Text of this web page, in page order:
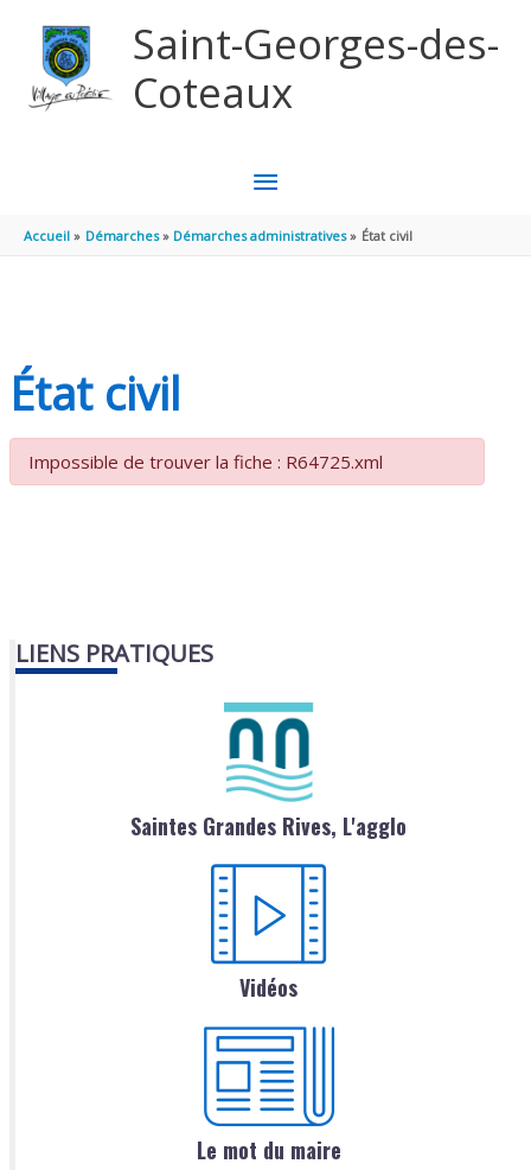
Saint-Georges-des-
Coteaux
MENU
PRINCIPAL
Accueil Démarches Démarches administratives État civil
État civil
Impossible de trouver la fiche : R64725.xml
LIENS PRATIQUES
Saintes Grandes Rives, L'agglo
Vidéos
Le mot du maire